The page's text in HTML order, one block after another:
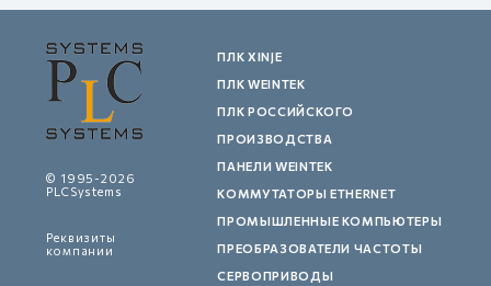
© 1995-2026
PLCSystems
Реквизиты
компании
ПЛК XINJE
ПЛК WEINTEK
ПЛК РОССИЙСКОГО
ПРОИЗВОДСТВА
ПАНЕЛИ WEINTEK
КОММУТАТОРЫ ETHERNET
ПРОМЫШЛЕННЫЕ КОМПЬЮТЕРЫ
ПРЕОБРАЗОВАТЕЛИ ЧАСТОТЫ
СЕРВОПРИВОДЫ